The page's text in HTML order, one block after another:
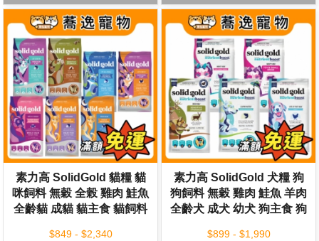
素力高 SolidGold 貓糧 貓
咪飼料 無穀 全榖 雞肉 鮭魚
全齡貓 成貓 貓主食 貓飼料
$849 - $2,340
素力高 SolidGold 犬糧 狗
狗飼料 無穀 雞肉 鮭魚 羊肉
全齡犬 成犬 幼犬 狗主食 狗
$899 - $1,990